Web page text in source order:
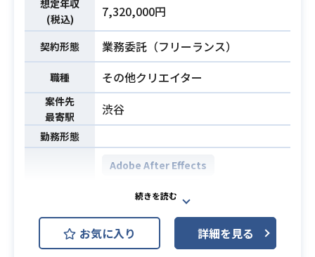
・音楽編集スキル
→1年以上の実務経験
想定年収
(税込)
7,320,000円
契約形態 業務委託（フリーランス）
職種 その他クリエイター
案件先
最寄駅
渋谷
勤務形態
Adobe After Effects
Adobe Illustrator
Adobe Photoshop
Adobe Premiere Pro
お気に入り 詳細を見る